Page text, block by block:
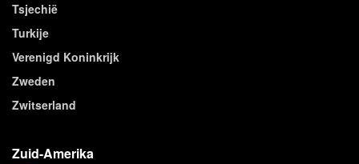
Tsjechië
Turkije
Verenigd Koninkrijk
Zweden
Zwitserland
Zuid-Amerika